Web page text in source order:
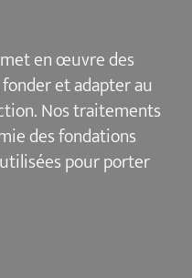
en œuvre des
et adapter au
Nos traitements
des fondations
pour porter